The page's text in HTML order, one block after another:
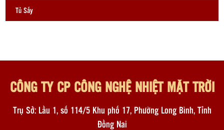
Tủ Sấy
CÔNG TY CP CÔNG NGHỆ NHIỆT MẶT TRỜI
Trụ Sở: Lầu 1, số 114/5 Khu phố 17, Phường Long Bình, Tỉnh
Đồng Nai